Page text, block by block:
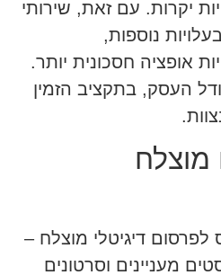
יקרות. עם זאת, שירותי
נוספות,
אופציה חסכונית יותר.
העסק, בתקציב הזמין
דיגיטלי מוצלח –
מעניינים וסרטונים